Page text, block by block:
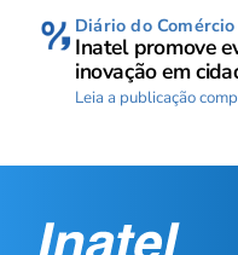
Diário do Comércio
Inatel promove
inovação em
Leia a publicação